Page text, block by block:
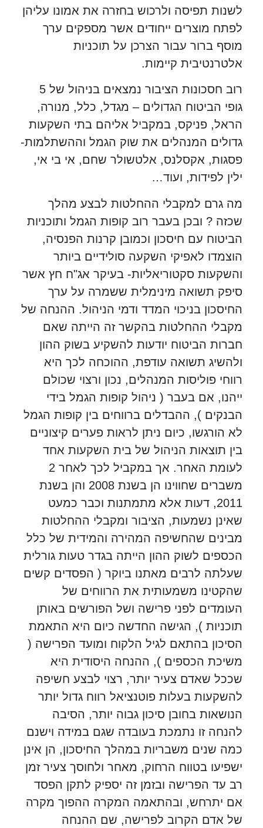
לשנות תפיסה ולרכוש בחזרה את אמונו עליהן
לפתח מוצרים ייחודים אשר מספקים ערך
מוסף ברור עבור הצרכן על תוכניות
אלטרנטיבית קיימות.
רוב חסכונות הציבור נמצאים בניהול של 5
גופי הביטוח הגדולים – מגדל, כלל, מנורה,
הראל, פניקס, במקביל אליהם בתי השקעות
גדולים המנהלים את שוק הגמל וההשתלמות-
פסגות, אקסלנס, אלטשולר שחם, אי בי אי,
ילין לפידות, ועוד…
מה גרם למקבלי ההחלטות לבצע מהלך
שכזה ? ובכן בעבר רוב קופות הגמל ותוכניות
הביטוח עם חיסכון וכמובן קרנות הפנסיה,
הוצמדו לאפיקי השקעה סולידיים ביותר
והשקעות סקטוריאליות- בעיקר אג"ח חץ אשר
סיפק תשואה מינימלית ששמרה על ערך
החיסכון בניכוי המדד ודמי הניהול. ההנחה של
מקבלי ההחלטות בהקשר זה הייתה שאם
חברות הביטוח יודעות להשקיע בשוק ההון
ולהשיג תשואה עודפת, ההוכחה לכך היא
רווחי פוליסות המנהלים, נכון ורצוי שכולם
ייהנו, אם בעבר ( ניהול קופות הגמל בידי
הבנקים ), ההבדלים ברווחים בין קופות הגמל
לא הורגשו, כיום ניתן לראות פערים קיצוניים
בין תוצאות הניהול של בית השקעות אחד
לעומת האחר. אך במקביל לכך לאחר 2
משברים שחווינו הן בשנת 2008 והן בשנת
2011, דעות אלא מתמתנות וכבר כמעט
שאינן נשמעות, הציבור ומקבלי ההחלטות
מבינים שהחשיפה המהירה והמידית של כלל
הכספים לשוק ההון הייתה בגדר טעות גורלית
שעלתה לרבים מאתנו ביוקר ( הפסדים קשים
שהקטינו משמעותית את הרווחים של
העומדים לפני פרישה ושל הפורשים באותן
תוכניות ), הגישה החדשה כיום היא התאמת
הסיכון בהתאם לגיל הלקוח ומועד הפרישה (
משיכת הכספים ), ההנחה היסודית היא
שככל שאדם צעיר יותר, רצוי לבצע חשיפה
להשקעות בעלות פוטנציאל רווח גדול יותר
הנושאות בחובן סיכון גבוה יותר, הסיבה
להנחה זו נתמכת בעובדה שגם במידה וישנם
כמה שנים משבריות במהלך החיסכון, הן אינן
ישפיעו בטווח הרחוק, מאחר ולחוסך צעיר זמן
רב עד הפרישה ובזמן זה יספיק לתקן הפסד
אם יתרחש, ובהתאמה המקרה ההפוך מקרה
של אדם הקרוב לפרישה, שם ההנחה